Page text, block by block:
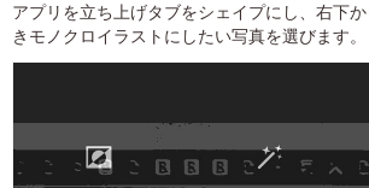
アプリを立ち上げタブをシェイプにし、右下
きモノクロイラストにしたい写真を選びます。